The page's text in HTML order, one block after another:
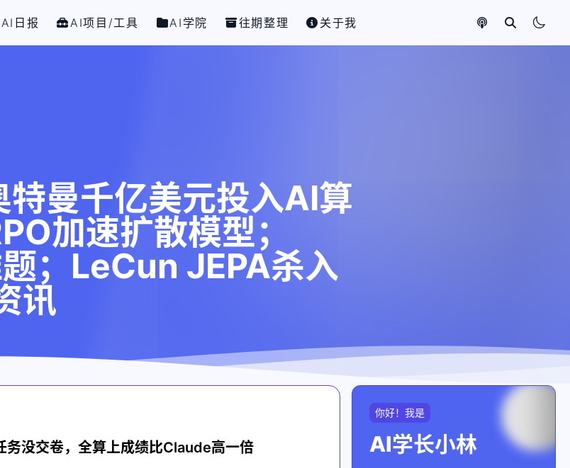
AI日报 AI项目/工具 AI学院 往期整理 关于我
曼千亿美元投入AI算
加速扩散模型；
；LeCun JEPA杀入
讯
没交卷，全算上成绩比Claude高一倍
你好！我是
AI学长小林